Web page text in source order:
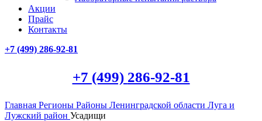
Акции
Прайс
Контакты
+7 (499) 286-92-81
+7 (499) 286-92-81
Главная Регионы Районы Ленинградской области Луга и
Лужский район Усадищи